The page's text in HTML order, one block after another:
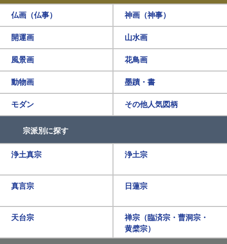
仏画（仏事） 神画（神事）
開運画 山水画
風景画 花鳥画
動物画 墨蹟・書
モダン その他人気図柄
宗派別に探す
浄土真宗 浄土宗
真言宗 日蓮宗
天台宗
禅宗（臨済宗・曹洞宗・
黄檗宗）